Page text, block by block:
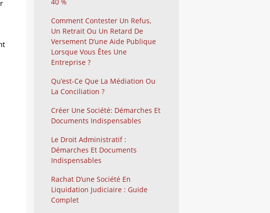
Comment Contester Un Refus,
Un Retrait Ou Un Retard De
Versement D’une Aide Publique
Lorsque Vous Êtes Une
Entreprise ?
Qu’est-Ce Que La Médiation Ou
La Conciliation ?
Créer Une Société: Démarches Et
Documents Indispensables
Le Droit Administratif :
Démarches Et Documents
Indispensables
Rachat D’une Société En
Liquidation Judiciaire : Guide
Complet